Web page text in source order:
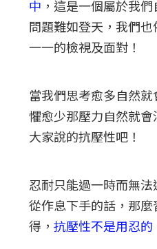
中 ，這是一個屬於我
問題難如登天，我們
一一的檢視及面對！
當我們思考愈多自然
懼愈少那壓力自然就
大家說的抗壓性吧！
忍耐只能過一時而無
從作息下手的話，那
得，抗壓性不是用忍的